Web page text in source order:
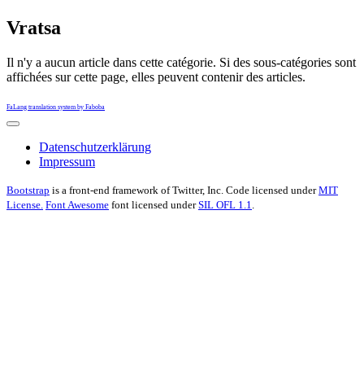
Vratsa
Il n'y a aucun article dans cette catégorie. Si des sous-catégories sont
affichées sur cette page, elles peuvent contenir des articles.
FaLang translation system by Faboba
Datenschutzerklärung
Impressum
Bootstrap is a front-end framework of Twitter, Inc. Code licensed underMIT
License. Font Awesome font licensed underSIL OFL 1.1